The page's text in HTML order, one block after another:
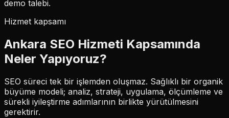
demo talebi.
Hizmet kapsamı
Ankara SEO Hizmeti Kapsamında
Neler Yapıyoruz?
SEO süreci tek bir işlemden oluşmaz. Sağlıklı bir organik
büyüme modeli; analiz, strateji, uygulama, ölçümleme ve
sürekli iyileştirme adımlarının birlikte yürütülmesini
gerektirir.